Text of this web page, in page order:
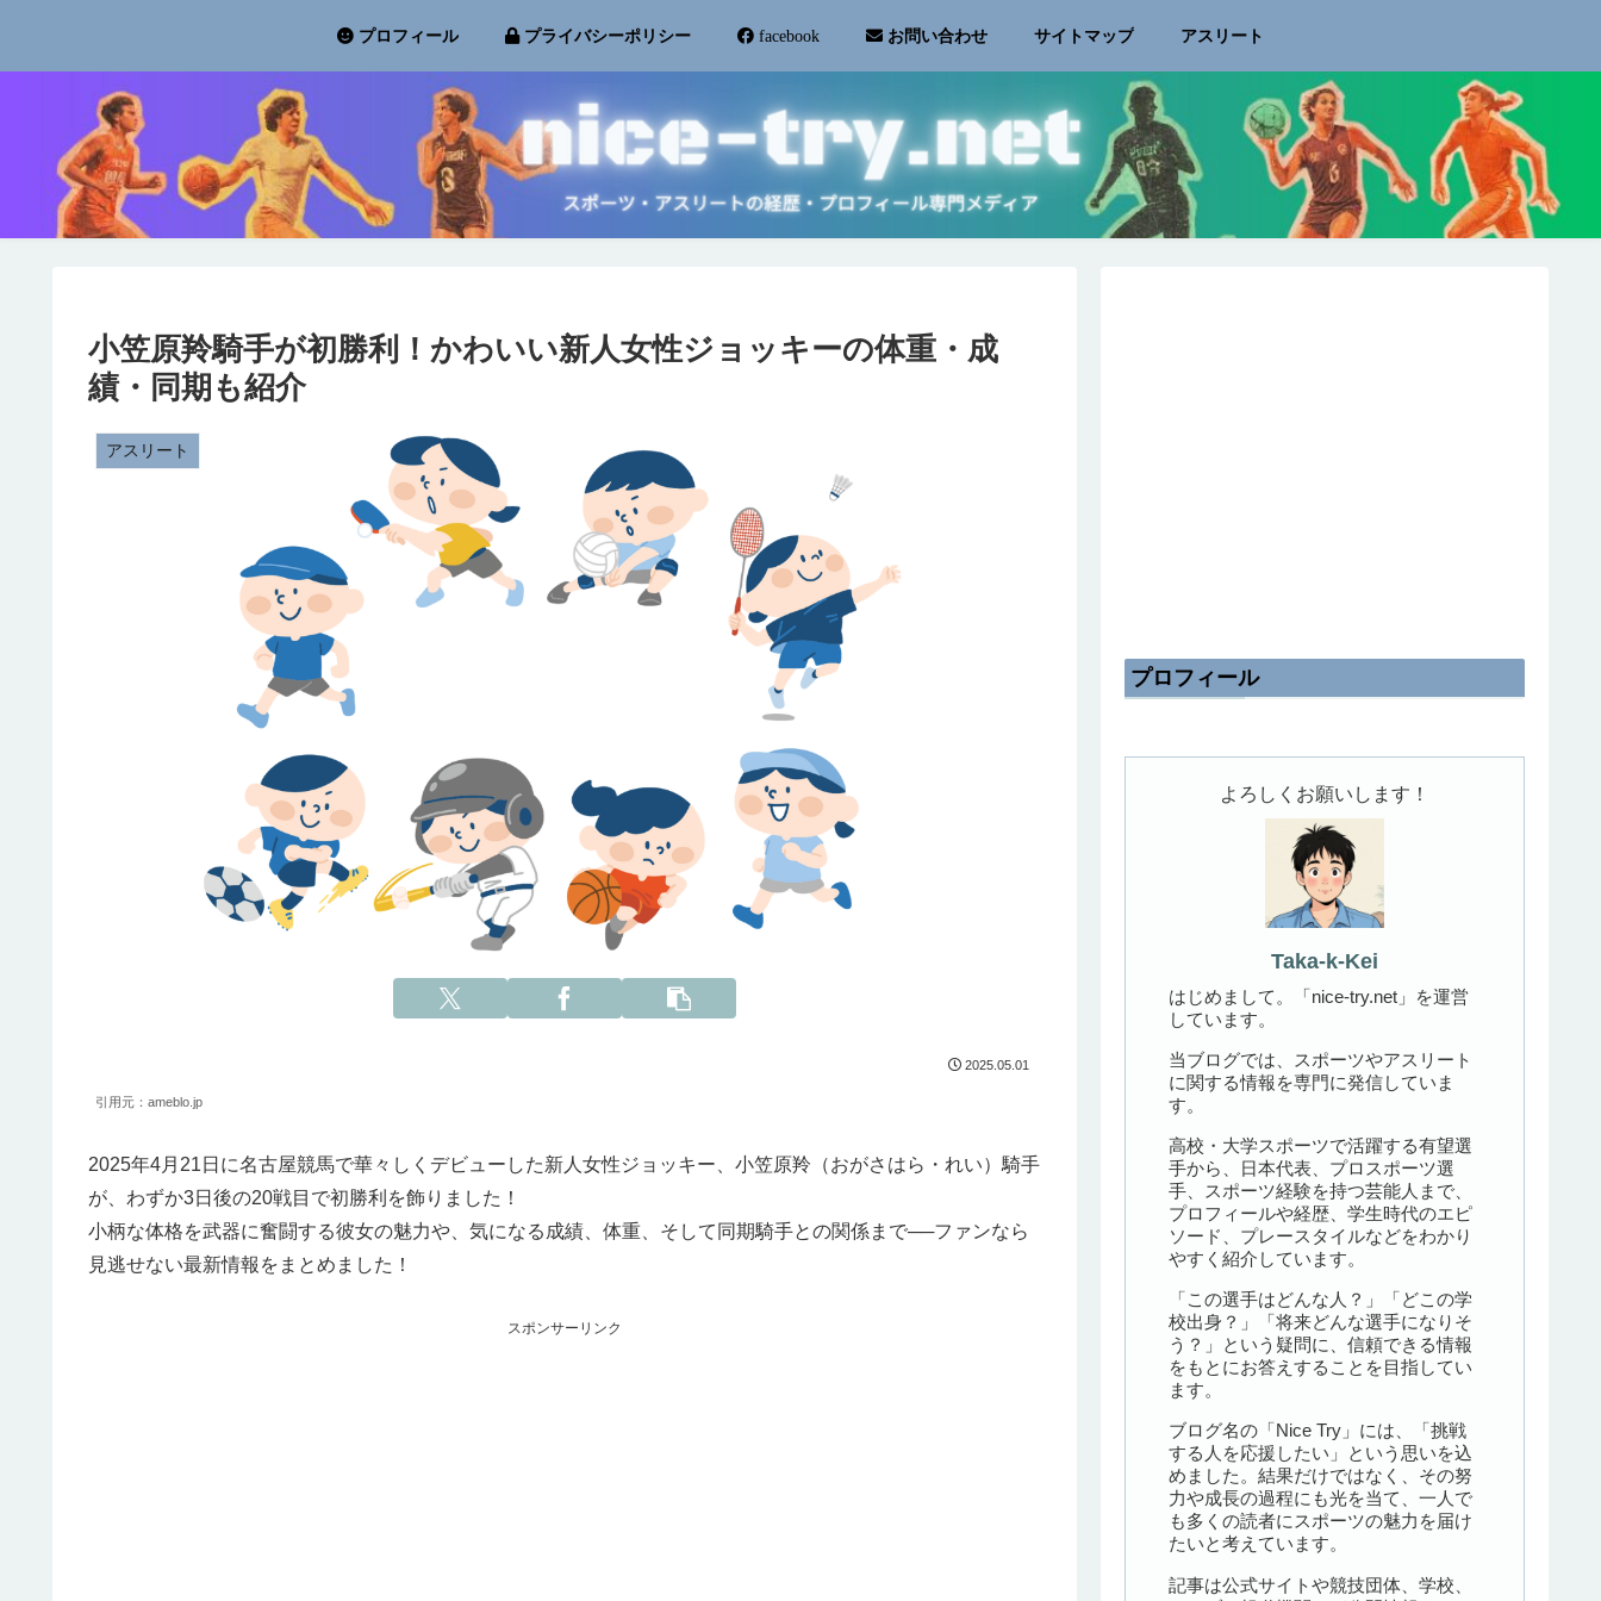
プロフィール プライバシーポリシー facebook お問い合わせ サイトマップ アスリート
小笠原羚騎手が初勝利！かわいい新人女性ジョッキーの体重・成
績・同期も紹介
アスリート
2025.05.01
引用元：ameblo.jp
2025年4月21日に名古屋競馬で華々しくデビューした新人女性ジョッキー、小笠原羚（おがさはら・れい）騎手
が、わずか3日後の20戦目で初勝利を飾りました！
小柄な体格を武器に奮闘する彼女の魅力や、気になる成績、体重、そして同期騎手との関係まで──ファンなら
見逃せない最新情報をまとめました！
スポンサーリンク
プロフィール
よろしくお願いします！
Taka-k-Kei
はじめまして。「nice-try.net」を運営
しています。
当ブログでは、スポーツやアスリート
に関する情報を専門に発信していま
す。
高校・大学スポーツで活躍する有望選
手から、日本代表、プロスポーツ選
手、スポーツ経験を持つ芸能人まで、
プロフィールや経歴、学生時代のエピ
ソード、プレースタイルなどをわかり
やすく紹介しています。
「この選手はどんな人？」「どこの学
校出身？」「将来どんな選手になりそ
う？」という疑問に、信頼できる情報
をもとにお答えすることを目指してい
ます。
ブログ名の「Nice Try」には、「挑戦
する人を応援したい」という思いを込
めました。結果だけではなく、その努
力や成長の過程にも光を当て、一人で
も多くの読者にスポーツの魅力を届け
たいと考えています。
記事は公式サイトや競技団体、学校、